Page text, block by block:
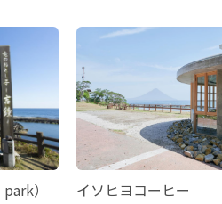
） イソヒヨコーヒー